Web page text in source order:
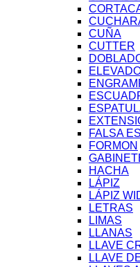
CUÑA
CUTTER
FALSA
FORMON
HACHA
LÁPIZ
LÁPIZ
LETRAS
LIMAS
LLANAS
LLAVE
LLAVE